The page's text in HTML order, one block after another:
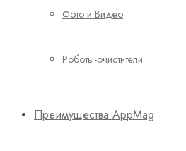
Фото и Видео
Роботы-очистители
Преимущества AppMag